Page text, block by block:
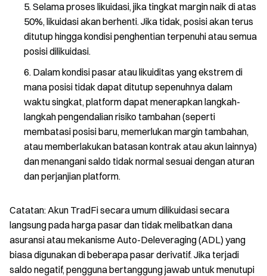
Selama proses likuidasi, jika tingkat margin naik di atas
50%, likuidasi akan berhenti. Jika tidak, posisi akan terus
ditutup hingga kondisi penghentian terpenuhi atau semua
posisi dilikuidasi.
Dalam kondisi pasar atau likuiditas yang ekstrem di
mana posisi tidak dapat ditutup sepenuhnya dalam
waktu singkat, platform dapat menerapkan langkah-
langkah pengendalian risiko tambahan (seperti
membatasi posisi baru, memerlukan margin tambahan,
atau memberlakukan batasan kontrak atau akun lainnya)
dan menangani saldo tidak normal sesuai dengan aturan
dan perjanjian platform.
Catatan: Akun TradFi secara umum dilikuidasi secara
langsung pada harga pasar dan tidak melibatkan dana
asuransi atau mekanisme Auto-Deleveraging (ADL) yang
biasa digunakan di beberapa pasar derivatif. Jika terjadi
saldo negatif, pengguna bertanggung jawab untuk menutupi